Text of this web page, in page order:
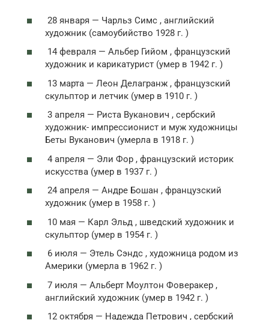
28 января — Чарльз Симс , английский
художник (самоубийство 1928 г. )
14 февраля — Альбер Гийом , французский
художник и карикатурист (умер в 1942 г. )
13 марта — Леон Делагранж , французский
скульптор и летчик (умер в 1910 г. )
3 апреля — Риста Вуканович , сербский
художник- импрессионист и муж художницы
Беты Вуканович (умерла в 1918 г. )
4 апреля — Эли Фор , французский историк
искусства (умер в 1937 г. )
24 апреля — Андре Бошан , французский
художник (умер в 1958 г. )
10 мая — Карл Эльд , шведский художник и
скульптор (умер в 1954 г. )
6 июля — Этель Сэндс , художница родом из
Америки (умерла в 1962 г. )
7 июля — Альберт Моултон Фоверакер ,
английский художник (умер в 1942 г. )
12 октября — Надежда Петрович , сербский